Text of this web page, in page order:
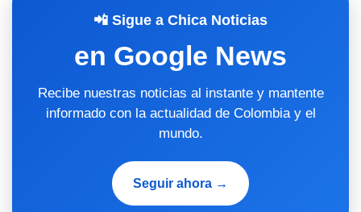
📲 Sigue a Chica Noticias
en Google News
Recibe nuestras noticias al instante y mantente
informado con la actualidad de Colombia y el
mundo.
Seguir ahora →